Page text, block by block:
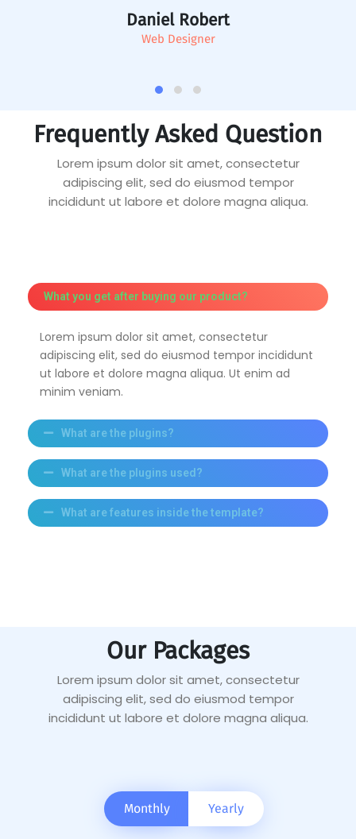
Daniel Robert
Web Designer
Frequently Asked Question
Lorem ipsum dolor sit amet, consectetur
adipiscing elit, sed do eiusmod tempor
incididunt ut labore et dolore magna aliqua.
What you get after buying our product?
Lorem ipsum dolor sit amet, consectetur
adipiscing elit, sed do eiusmod tempor incididunt
ut labore et dolore magna aliqua. Ut enim ad
minim veniam.
What are the plugins?
What are the plugins used?
What are features inside the template?
Our Packages
Lorem ipsum dolor sit amet, consectetur
adipiscing elit, sed do eiusmod tempor
incididunt ut labore et dolore magna aliqua.
Monthly Yearly